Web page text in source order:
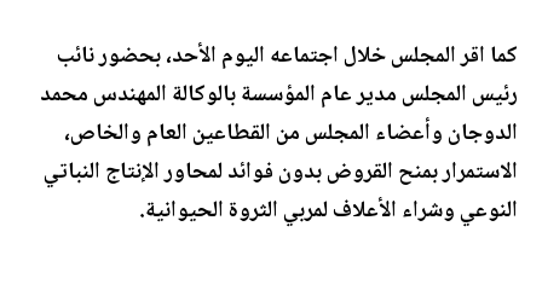
كما اقر المجلس خلال اجتماعه اليوم الأحد، بحضور نائب
رئيس المجلس مدير عام المؤسسة بالوكالة المهندس محمد
الدوجان وأعضاء المجلس من القطاعين العام والخاص،
الاستمرار بمنح القروض بدون فوائد لمحاور الإنتاج النباتي
النوعي وشراء الأعلاف لمربي الثروة الحيوانية.